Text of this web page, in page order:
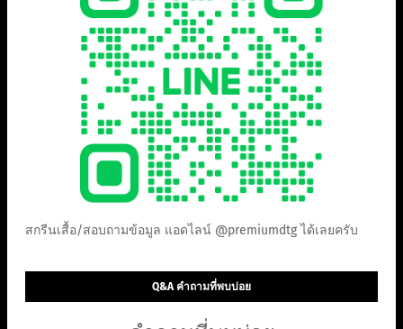
สกรีนเสื้อ/สอบถามข้อมูล แอดไลน์ @premiumdtg ได้เลยครับ
Q&A คำถามที่พบบ่อย